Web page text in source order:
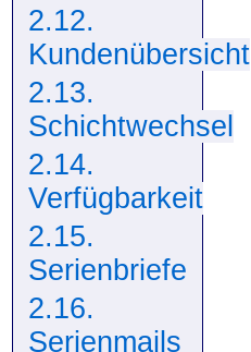
2.12.
Kundenübersicht
2.13.
Schichtwechsel
2.14.
Verfügbarkeit
2.15.
Serienbriefe
2.16.
Serienmails